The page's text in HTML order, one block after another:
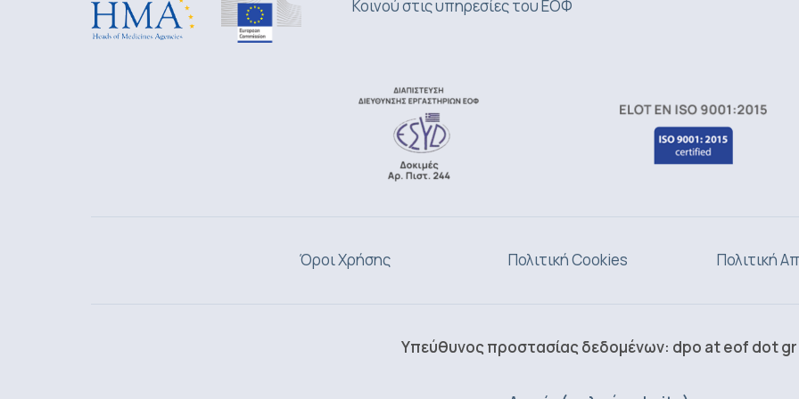
Κοινού στις υπηρεσίες του ΕΟΦ
Όροι Χρήσης Πολιτική Cookies Πολιτική
Υπεύθυνος προστασίας δεδομένων: dpo at eof dot gr